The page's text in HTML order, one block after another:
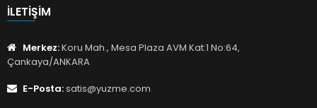
İLETIŞIM
Merkez:Koru Mah., Mesa Plaza AVM Kat:1 No:64,
Çankaya/ANKARA
E-Posta:satis@yuzme.com